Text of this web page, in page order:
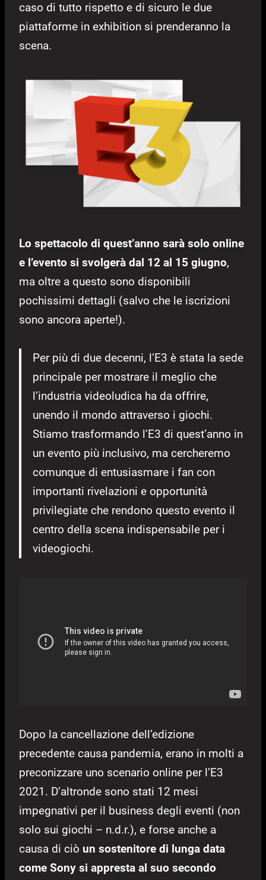
caso di tutto rispetto e di sicuro le due
piattaforme in exhibition si prenderanno la
scena.
Lo spettacolo di quest’anno sarà solo online
e l’evento si svolgerà dal 12 al 15 giugno,
ma oltre a questo sono disponibili
pochissimi dettagli (salvo che le iscrizioni
sono ancora aperte!).
Per più di due decenni, l’E3 è stata la sede
principale per mostrare il meglio che
l’industria videoludica ha da offrire,
unendo il mondo attraverso i giochi.
Stiamo trasformando l’E3 di quest’anno in
un evento più inclusivo, ma cercheremo
comunque di entusiasmare i fan con
importanti rivelazioni e opportunità
privilegiate che rendono questo evento il
centro della scena indispensabile per i
videogiochi.
Dopo la cancellazione dell’edizione
precedente causa pandemia, erano in molti a
preconizzare uno scenario online per l’E3
2021. D’altronde sono stati 12 mesi
impegnativi per il business degli eventi (non
solo sui giochi – n.d.r.), e forse anche a
causa di ciò un sostenitore di lunga data
come Sony si appresta al suo secondo